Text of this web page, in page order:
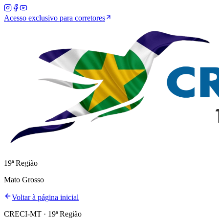
Acesso exclusivo para corretores
19ª Região
Mato Grosso
Voltar à página inicial
CRECI-MT · 19ª Região